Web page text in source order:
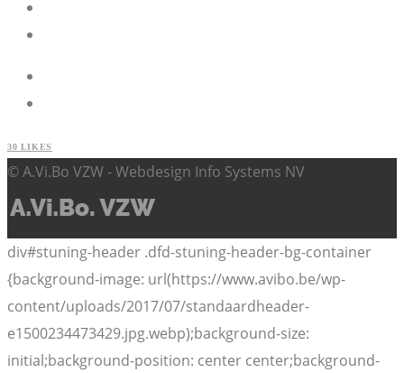
30 LIKES
© A.Vi.Bo VZW - Webdesign Info Systems NV
div#stuning-header .dfd-stuning-header-bg-container
{background-image: url(https://www.avibo.be/wp-
content/uploads/2017/07/standaardheader-
e1500234473429.jpg.webp);background-size:
initial;background-position: center center;background-